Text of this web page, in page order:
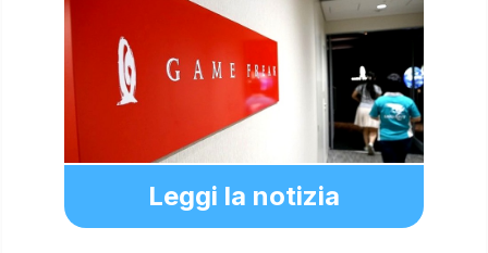
Leggi la notizia